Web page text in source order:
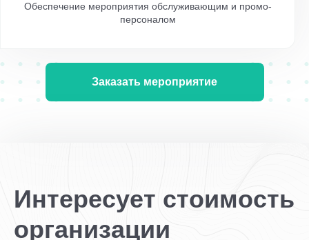
Обеспечение мероприятия обслуживающим и промо-
персоналом
Заказать мероприятие
Интересует стоимость
организации